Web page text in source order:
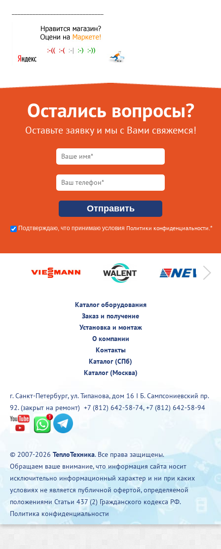
Остались вопросы?
Оставьте заявку и мы с Вами свяжемся!
Подтверждаю, что принимаю условия Политики конфиденциальности.*
Каталог оборудования
Заказ и получение
Установка и монтаж
О компании
Контакты
Каталог (СПб)
Каталог (Москва)
г. Санкт-Петербург, ул. Типанова, дом 16 I Б. Сампсониевский пр.
92. (закрыт на ремонт) +7 (812) 642-58-74,+7 (812) 642-58-94
© 2007-2026 ТеплоТехника. Все права защищены.
Обращаем ваше внимание, что информация сайта носит
исключительно информационный характер и ни при каких
условиях не является публичной офертой, определяемой
положениями Статьи 437 (2) Гражданского кодекса РФ.
Политика конфиденциальности